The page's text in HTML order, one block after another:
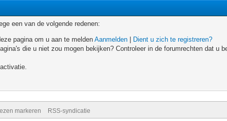
een van de volgende redenen:
pagina om u aan te meldenAanmelden
Dient u zich te registreren?
die u niet zou mogen bekijken? Controleer in de forumrechten dat u
markeren RSS-syndicatie